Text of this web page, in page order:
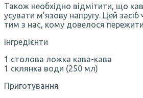
Також необхідно відмітити, що
усувати м’язову напругу. Цей
тим з нас, кому довелося
Інгредієнти
1 столова ложка кава-кава
1 склянка води (250 мл)
Приготування